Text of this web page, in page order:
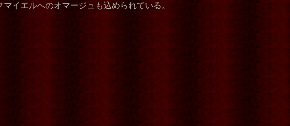
イエルへのオマージュも込められている。